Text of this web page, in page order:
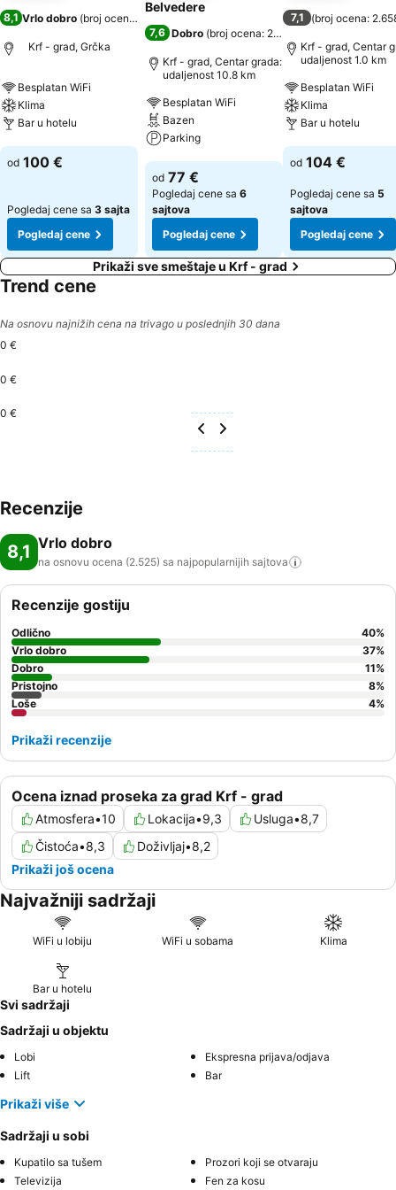
8,1 Vrlo dobro (broj ocena: 2.525
Krf - grad, Grčka
Besplatan WiFi
Klima
Bar u hotelu
Pogledaj cene
od 100 €
Pogledaj cene sa 3 sajta
Pogledaj cene
Belvedere
7,6 Dobro (broj ocena: 2.247
Krf - grad, Centar grada:
udaljenost 10.8 km
Besplatan WiFi
Bazen
Parking
Pogledaj cene
od 77 €
Pogledaj cene sa 6
sajtova
Pogledaj cene
7,1 (broj ocena:
Krf - grad, Centar
udaljenost 1.0 km
Besplatan WiFi
Klima
Bar u hotelu
Pogledaj cene
od 104 €
Pogledaj cene sa 5
sajtova
Pogledaj cene
Prikaži sve smeštaje u Krf - grad
Trend cene
Na osnovu najnižih cena na trivago u poslednjih 30 dana
0 €
0 €
0 €
Recenzije
8,1 Vrlo dobro
na osnovu ocena (2.525) sa najpopularnijih sajtova
Ocena iznad proseka za grad Krf - grad
Atmosfera•10 Lokacija•9,3 Usluga•8,7
Čistoća•8,3 Doživljaj•8,2
Prikaži još ocena
Recenzije gostiju
Odlično 40%
Vrlo dobro
37%
Dobro
11%
Pristojno
8%
Loše
4%
Prikaži recenzije
Najvažniji sadržaji
WiFi u lobiju WiFi u sobama Klima
Bar u hotelu
Svi sadržaji
Sadržaji u objektu
Lobi
Ekspresna prijava/odjava
Lift
Bar
Prikaži više
Sadržaji u sobi
Kupatilo sa tušem
Prozori koji se otvaraju
Televizija
Fen za kosu